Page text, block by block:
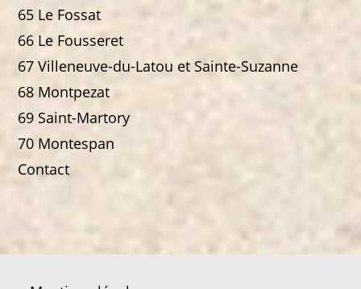
65 Le Fossat
66 Le Fousseret
67 Villeneuve-du-Latou et Sainte-Suzanne
68 Montpezat
69 Saint-Martory
70 Montespan
Contact